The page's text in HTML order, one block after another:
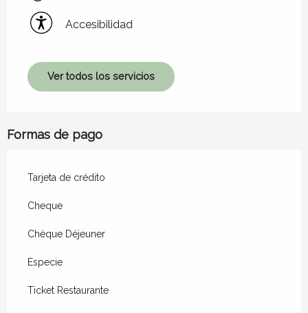
Accesibilidad
Ver todos los servicios
Formas de pago
Tarjeta de crédito
Cheque
Chèque Déjeuner
Especie
Ticket Restaurante